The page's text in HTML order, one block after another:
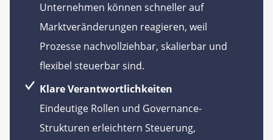
Unternehmen können schneller auf
Marktveränderungen reagieren, weil
Prozesse nachvollziehbar, skalierbar und
flexibel steuerbar sind.
Klare Verantwortlichkeiten
Eindeutige Rollen und Governance-
Strukturen erleichtern Steuerung,